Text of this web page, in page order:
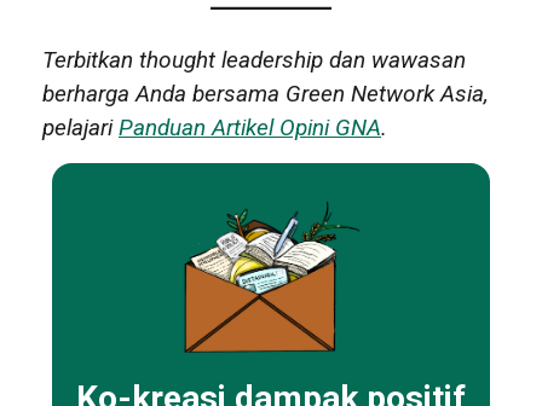
Terbitkan thought leadership dan wawasan
berharga Anda bersama Green Network Asia,
pelajariPanduan Artikel Opini GNA.